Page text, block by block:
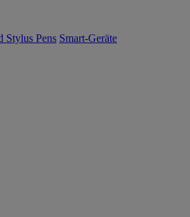
Stylus Pens Smart-Geräte